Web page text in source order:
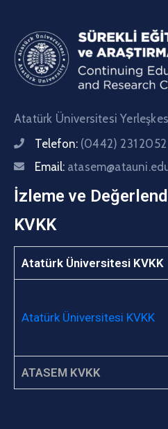
Atatürk Üniversitesi
Telefon: (0442) 231 2052
Email:
İzleme ve
KVKK
Atatürk Üniversitesi KVKK
Atatürk Üniversitesi KVKK
ATASEM KVKK